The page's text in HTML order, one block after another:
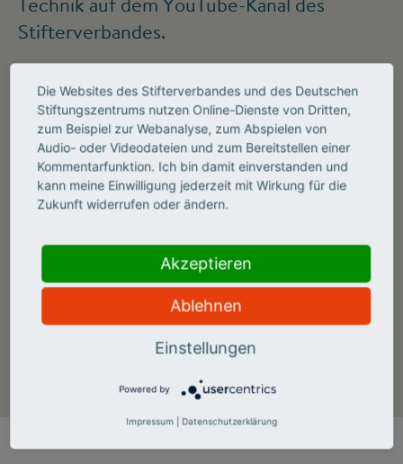
Stifterverbandes.
Seit über 10 Jahren präsentiert der
Stifterverband auf seinem Video-Kanal
Experten-Interviews mit Forschern,
Innovatoren und Entrepreneuren.
Zahlreiche Playlists widmen sich
Wissensgesellschaft, dem Weg der
Hochschulen in die Digitalisierung oder der
Bildung im 21. Jahrhundert.
Die Websites des Stifterverbandes und des Deutschen
Stiftungszentrums nutzen Online-Dienste von Dritten,
zum Beispiel zur Webanalyse, zum Abspielen von
Audio- oder Videodateien und zum Bereitstellen einer
Kommentarfunktion. Ich bin damit einverstanden und
kann meine Einwilligung jederzeit mit Wirkung für die
Zukunft widerrufen oder ändern.
Akzeptieren
Ablehnen
Einstellungen
Powered by
Impressum Datenschutzerklärung